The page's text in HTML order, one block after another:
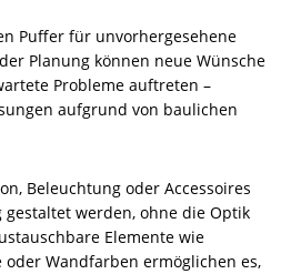
Puffer für unvorhergesehene
Planung können neue Wünsche
Probleme auftreten –
aufgrund von baulichen
Beleuchtung oder Accessoires
gestaltet werden, ohne die Optik
Elemente wie
oder Wandfarben ermöglichen es,